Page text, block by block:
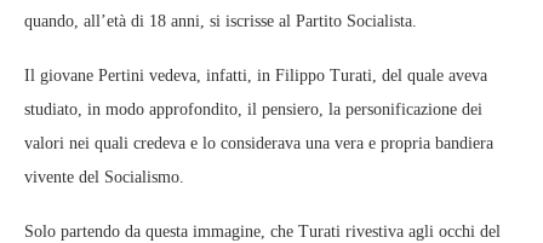
quando, all’età di 18 anni, si iscrisse al Partito Socialista.
Il giovane Pertini vedeva, infatti, in Filippo Turati, del quale aveva
studiato, in modo approfondito, il pensiero, la personificazione dei
valori nei quali credeva e lo considerava una vera e propria bandiera
vivente del Socialismo.
Solo partendo da questa immagine, che Turati rivestiva agli occhi del